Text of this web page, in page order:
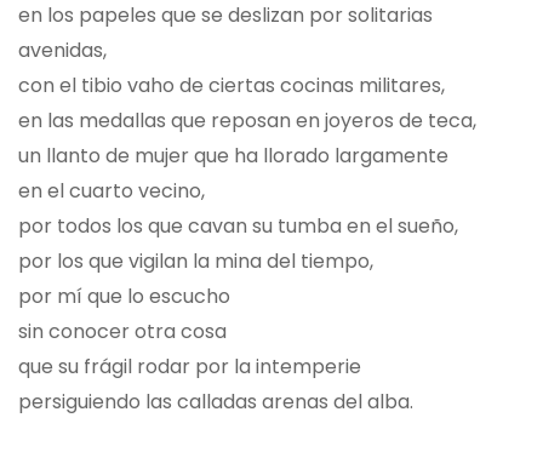
en los papeles que se deslizan por solitarias
avenidas,
con el tibio vaho de ciertas cocinas militares,
en las medallas que reposan en joyeros de teca,
un llanto de mujer que ha llorado largamente
en el cuarto vecino,
por todos los que cavan su tumba en el sueño,
por los que vigilan la mina del tiempo,
por mí que lo escucho
sin conocer otra cosa
que su frágil rodar por la intemperie
persiguiendo las calladas arenas del alba.